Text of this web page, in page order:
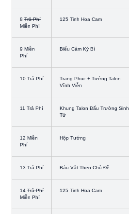
8 Trả Phí
Miễn Phí
125 Tinh Hoa Cam
9 Miễn
Phí
Biểu Cảm Kỳ Bí
10 Trả Phí
Trang Phục + Tướng Talon
Vĩnh Viễn
11 Trả Phí
Khung Talon Đấu Trường Sinh
Tử
12 Miễn
Phí
Hộp Tướng
13 Trả Phí Báu Vật Theo Chủ Đề
14 Trả Phí
Miễn Phí
125 Tinh Hoa Cam